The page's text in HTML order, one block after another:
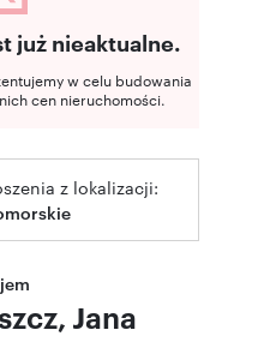
już nieaktualne.
w celu budowania
cen nieruchomości.
z lokalizacji:
Jana